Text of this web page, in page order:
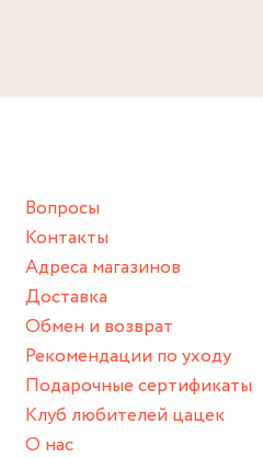
Снимайте ваше украшение
спортивный инвентарь).
Храните изделие в сухом
Для надежного хранения мы
нашей фирменной коробке
Пожалуйста, используйте
пока не носите украшение на
Вопросы
Контакты
Адреса магазинов
Доставка
Обмен и возврат
Рекомендации по уходу
Подарочные сертификаты
Клуб любителей цацек
О нас